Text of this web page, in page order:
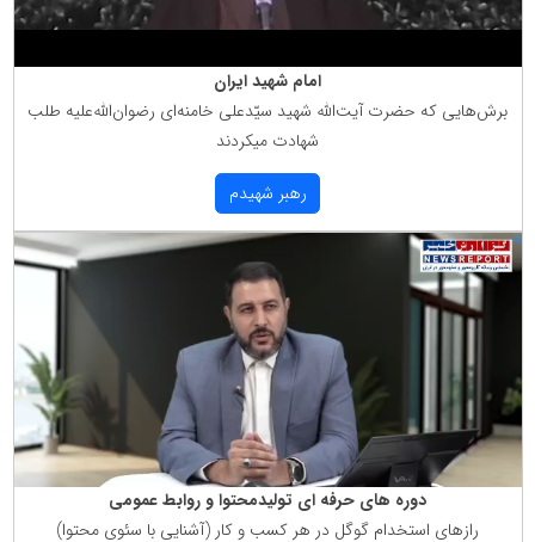
امام شهید ایران
برش‌هایی كه حضرت آیت‌الله شهید سیّدعلی خامنه‌ای رضوان‌الله‌علیه طلب
شهادت میكردند
رهبر شهیدم
دوره های حرفه ای تولیدمحتوا و روابط عمومی
رازهای استخدام گوگل در هر كسب و كار (آشنایی با سئوی محتوا)